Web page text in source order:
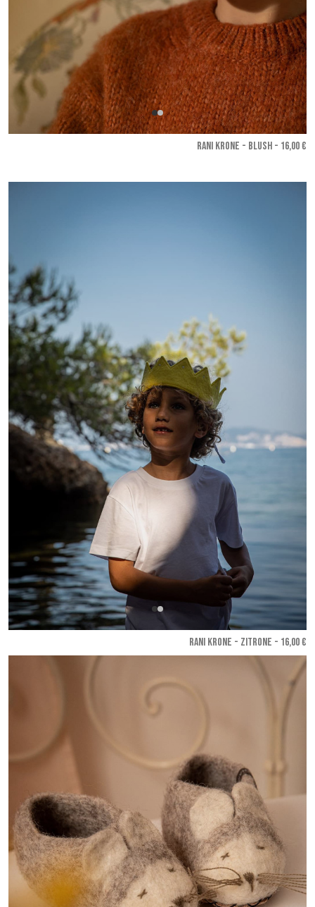
RANI KRONE - Blush - 16,00 €
RANI KRONE - Zitrone - 16,00 €